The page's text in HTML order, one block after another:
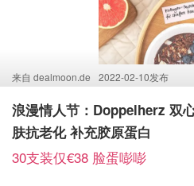
来自 dealmoon.de 2022-02-10发布
浪漫情人节：Doppelherz 双
肤抗老化 补充胶原蛋白
30支装仅€38 脸蛋嘭嘭